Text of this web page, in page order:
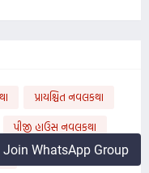
પ્રાયશ્ચિત નવલકથા
પીજી હાઉસ નવલકથા
Join WhatsApp Group